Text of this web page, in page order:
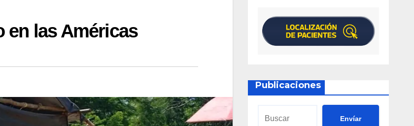
en las Américas
Publicaciones
Envíar